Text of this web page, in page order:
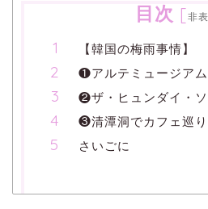
目次 [非
【韓国の梅雨事情】
❶アルテミュージア
❷ザ・ヒュンダイ・
❸清潭洞でカフェ巡り
さいごに